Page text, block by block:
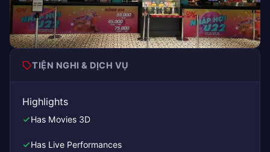
TIỆN NGHI & DỊCH VỤ
Highlights
Has Movies 3D
Has Live Performances